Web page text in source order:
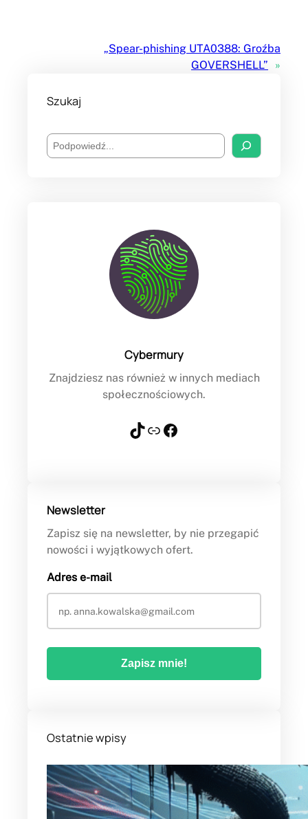
„Spear-phishing UTA0388: Groźba
GOVERSHELL”
»
Szukaj
S
e
Cybermury
Znajdziesz nas również w innych mediach
społecznościowych.
TikTok Link Facebook
Newsletter
Zapisz się na newsletter, by nie przegapić
nowości i wyjątkowych ofert.
Adres e-mail
Ostatnie wpisy